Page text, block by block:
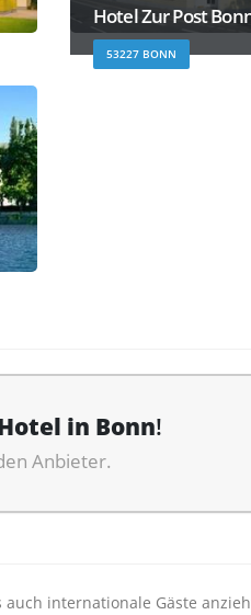
Hotel Zur Post
53227 BONN
in Bonn!
Anbieter.
internationale Gäste